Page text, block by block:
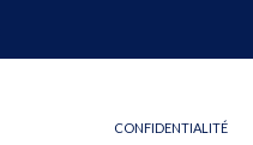
CONFIDENTIALITÉ